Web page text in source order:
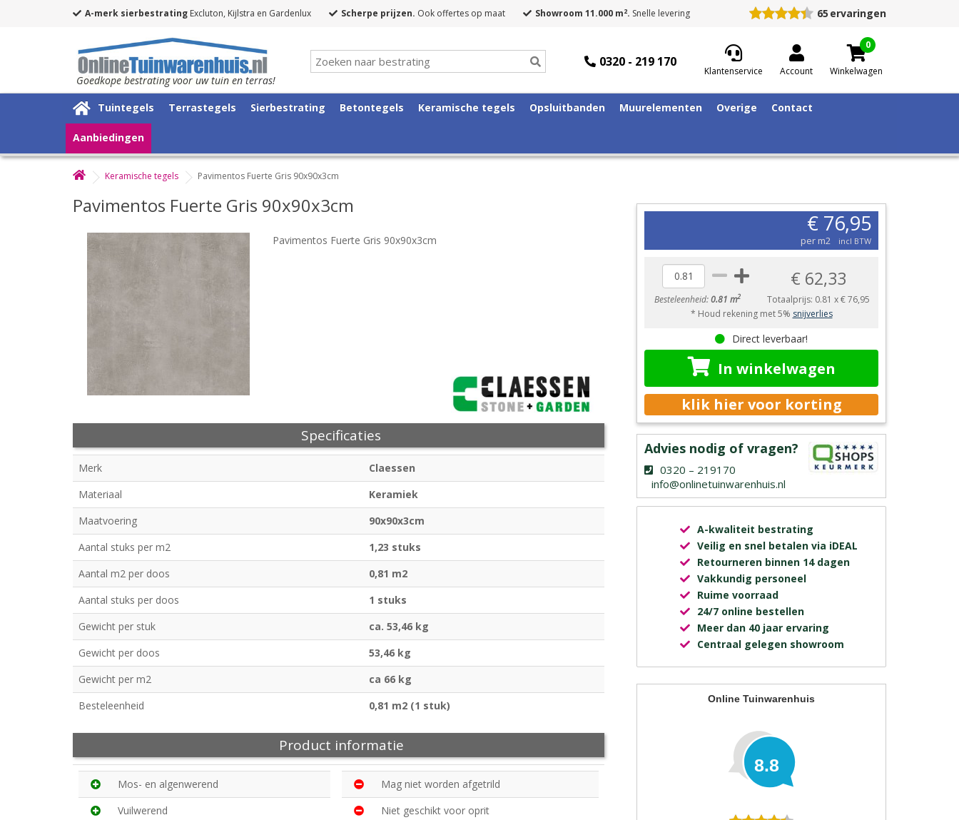
A-merk sierbestrating Excluton, Kijlstra en Gardenlux Scherpe prijzen. Ook offertes op maat Showroom 11.000 m2. Snelle levering 65 ervaringen
Goedkope bestrating voor uw tuin en terras!
0320 - 219 170
Klantenservice Account
0
Winkelwagen
Tuintegels Terrastegels Sierbestrating Betontegels Keramische tegels Opsluitbanden Muurelementen Overige Contact
Aanbiedingen
Keramische tegels Pavimentos Fuerte Gris 90x90x3cm
Pavimentos Fuerte Gris 90x90x3cm
Pavimentos Fuerte Gris 90x90x3cm
Specificaties
Merk
Claessen
Materiaal
Keramiek
Maatvoering
90x90x3cm
Aantal stuks per m2
1,23 stuks
Aantal m2 per doos
0,81 m2
Aantal stuks per doos
1 stuks
Gewicht per stuk
ca. 53,46 kg
Gewicht per doos
53,46 kg
Gewicht per m2
ca 66 kg
Besteleenheid
0,81 m2 (1 stuk)
Product informatie
Mos- en algenwerend
Vuilwerend
Mag niet worden afgetrild
Niet geschikt voor oprit
€ 76,95
per m2 incl BTW
Besteleenheid:0.81 m2
€ 62,33
Totaalprijs: 0.81 x€ 76,95
* Houd rekening met 5% snijverlies
Direct leverbaar!
In winkelwagen
klik hier voor korting
Advies nodig of vragen?
0320 – 219170
info@onlinetuinwarenhuis.nl
A-kwaliteit bestrating
Veilig en snel betalen via iDEAL
Retourneren binnen 14 dagen
Vakkundig personeel
Ruime voorraad
24/7 online bestellen
Meer dan 40 jaar ervaring
Centraal gelegen showroom
Online Tuinwarenhuis
8.8